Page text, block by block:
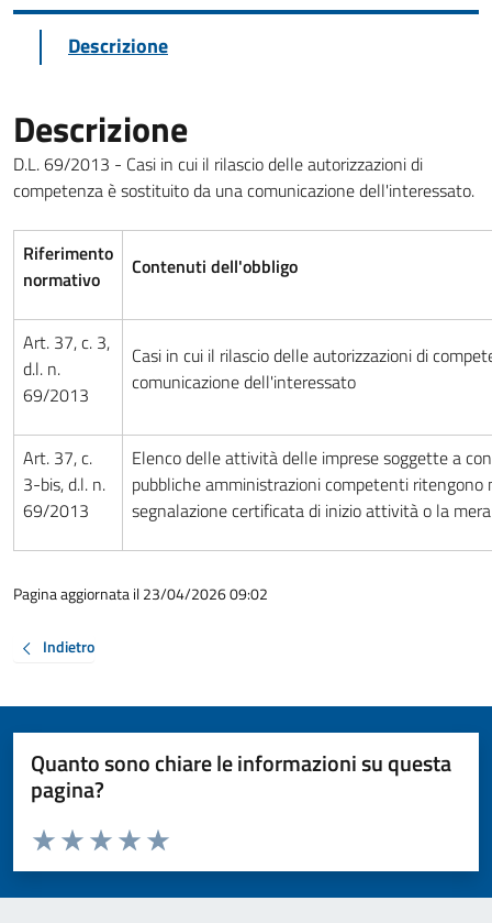
Descrizione
Descrizione
D.L. 69/2013 - Casi in cui il rilascio delle autorizzazioni di
competenza è sostituito da una comunicazione dell'interessato.
Riferimento
normativo
Contenuti dell'obbligo
Art. 37, c. 3,
d.l. n.
69/2013
Casi in cui il rilascio delle autorizzazioni di
comunicazione dell'interessato
Art. 37, c.
3-bis, d.l. n.
69/2013
Elenco delle attività delle imprese soggette a
pubbliche amministrazioni competenti ritengono
segnalazione certificata di inizio attività o la
Pagina aggiornata il 23/04/2026 09:02
Indietro
Quanto sono chiare le informazioni su questa
pagina?
Valuta da 1 a 5 stelle la pagina
Valuta 5 stelle su 5
Valuta 4 stelle su 5
Valuta 3 stelle su 5
Valuta 2 stelle su 5
Valuta 1 stelle su 5